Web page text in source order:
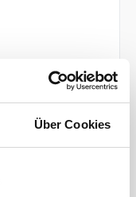
Über Cookies